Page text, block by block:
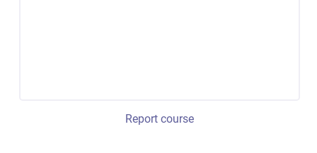
Report course